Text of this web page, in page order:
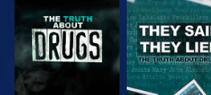
GUARDA